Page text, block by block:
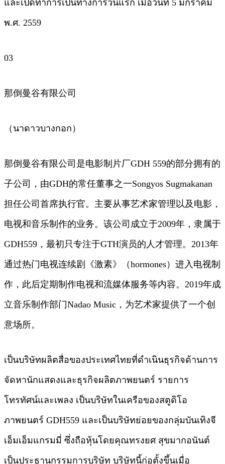
และเปิดทำการเป็นทางการวันแรก เมื่อวันที่ 5 มกราคม
พ.ศ. 2559
03
那倒曼谷有限公司
（นาดาวบางกอก）
那倒曼谷有限公司是电影制片厂GDH 559的部分拥有的
子公司，由GDH的常任董事之一Songyos Sugmakanan
担任公司首席执行官。主要从事艺术家管理以及电影，
电视和音乐制作的业务。该公司成立于2009年，隶属于
GDH559，最初只专注于GTH演员的人才管理。2013年
通过热门电视连续剧《激素》（hormones）进入电视制
作，此后定期制作电视和流媒体服务等内容。2019年成
立音乐制作部门Nadao Music，为艺术家提供了一个创
意场所。
เป็นบริษัทผลิตสื่อของประเทศไทยที่ดำเนินธุรกิจด้านการ
จัดหานักแสดงและธุรกิจผลิตภาพยนตร์ รายการ
โทรทัศน์และเพลง เป็นบริษัทในเครือของสตูดิโอ
ภาพยนตร์ GDH559 และเป็นบริษัทย่อยของกลุ่มบันเทิงจี
เอ็มเอ็มแกรมมี่ ซึ่งถือหุ้นโดยคุณทรงยศ สุขมากอนันต์
เป็นประธานกรรมการบริษัท บริษัทนี้ก่อตั้งขึ้นเมื่อ